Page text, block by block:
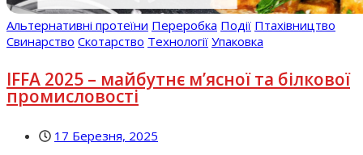
Альтернативні протеїни Переробка Події Птахівництво
Свинарство Скотарство Технології Упаковка
IFFA 2025 – майбутнє м’ясної та білкової
промисловості
17 Березня, 2025